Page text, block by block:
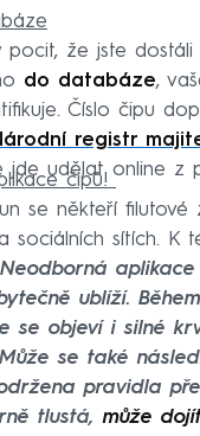
že jste
do databáze,
Číslo čipu
registr
jde udělat online z
čipů!
se někteří filutové
sociálních sítích.
ublíží.
se objeví i silné
se také
pravidla
tlustá, může